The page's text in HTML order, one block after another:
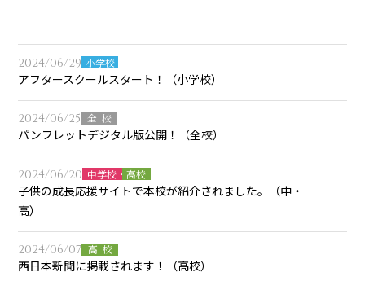
2024/06/29 小学校
アフタースクールスタート！（小学校）
2024/06/25 全校
パンフレットデジタル版公開！（全校）
2024/06/20 中学校・高校
子供の成長応援サイトで本校が紹介されました。（中・
高）
2024/06/07 高校
西日本新聞に掲載されます！（高校）